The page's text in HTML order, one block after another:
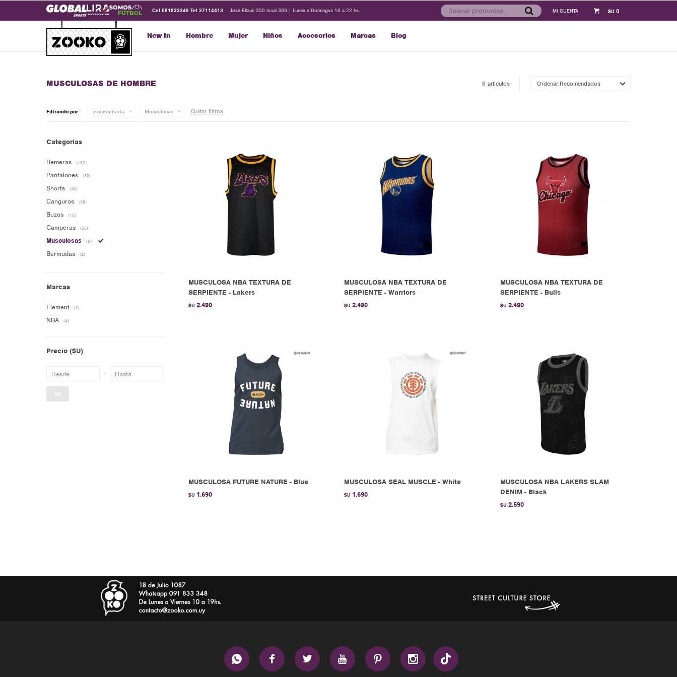
New In Hombre Mujer Niños Accesorios Marcas Blog
$U 0
Cel 091833348 Tel 27114413 José Ellauri 350 local 303 | Lunes a Domingos 10 a 22 hs.
MUSCULOSAS DE HOMBRE 6 artículos Recomendados
Filtrando por: Indumentaria Musculosas Quitar filtros
MUSCULOSA NBA TEXTURA DE
SERPIENTE - Lakers
$U 2.490
MUSCULOSA NBA TEXTURA DE
SERPIENTE - Warriors
$U 2.490
MUSCULOSA NBA TEXTURA DE
SERPIENTE - Bulls
$U 2.490
MUSCULOSA FUTURE NATURE - Blue
$U 1.690
MUSCULOSA SEAL MUSCLE - White
$U 1.690
MUSCULOSA NBA LAKERS SLAM
DENIM - Black
$U 2.590
Categorías
Remeras (132)
Pantalones (33)
Shorts (30)
Canguros (38)
Buzos (15)
Camperas (55)
Musculosas (6)
Bermudas (2)
Marcas
Element (2)
NBA (4)
Precio ($U)
OK
     